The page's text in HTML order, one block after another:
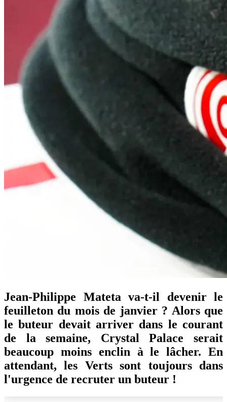
Jean-Philippe Mateta va-t-il devenir le
feuilleton du mois de janvier ? Alors que
le buteur devait arriver dans le courant
de la semaine, Crystal Palace serait
beaucoup moins enclin à le lâcher. En
attendant, les Verts sont toujours dans
l'urgence de recruter un buteur !